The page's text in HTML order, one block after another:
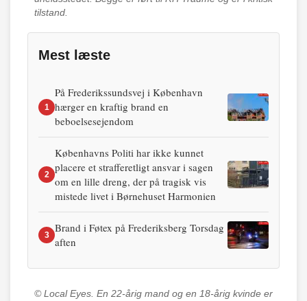
tilstand.
Mest læste
1
På Frederikssundsvej i København
hærger en kraftig brand en
beboelsesejendom
2
Københavns Politi har ikke kunnet
placere et strafferetligt ansvar i sagen
om en lille dreng, der på tragisk vis
mistede livet i Børnehuset Harmonien
3
Brand i Føtex på Frederiksberg Torsdag
aften
© Local Eyes. En 22-årig mand og en 18-årig kvinde er